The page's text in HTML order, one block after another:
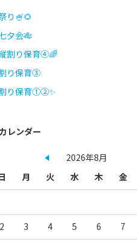
り🍧🌻
夕会🎋
割り保育④🌈
り保育③
り保育①②✨
カレンダー
2026年8月
月 火 水 木 金
2 3 4 5 6 7